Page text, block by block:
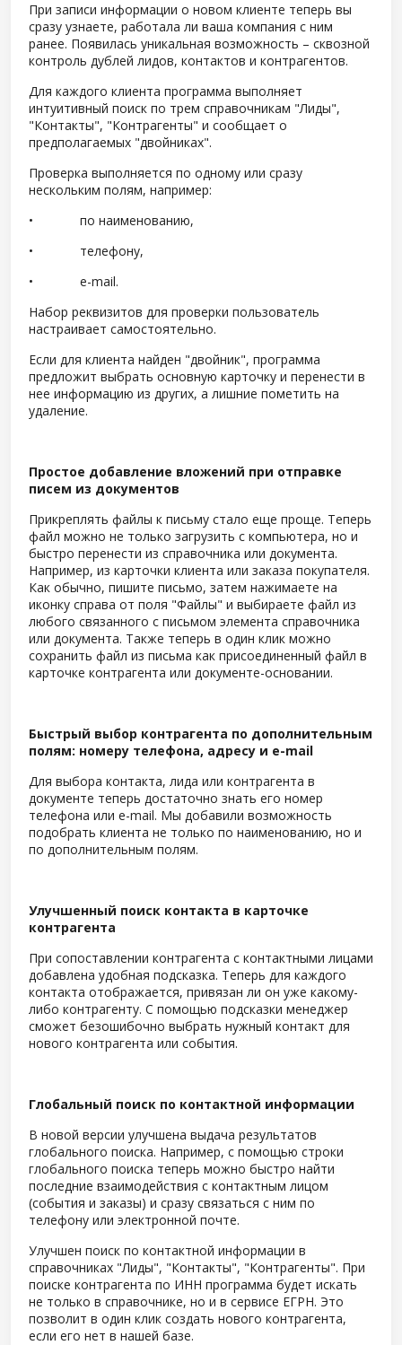
При записи информации о новом клиенте теперь вы
сразу узнаете, работала ли ваша компания с ним
ранее. Появилась уникальная возможность – сквозной
контроль дублей лидов, контактов и контрагентов.
Для каждого клиента программа выполняет
интуитивный поиск по трем справочникам "Лиды",
"Контакты", "Контрагенты" и сообщает о
предполагаемых "двойниках".
Проверка выполняется по одному или сразу
нескольким полям, например:
• по наименованию,
• телефону,
• e-mail.
Набор реквизитов для проверки пользователь
настраивает самостоятельно.
Если для клиента найден "двойник", программа
предложит выбрать основную карточку и перенести в
нее информацию из других, а лишние пометить на
удаление.
Простое добавление вложений при отправке
писем из документов
Прикреплять файлы к письму стало еще проще. Теперь
файл можно не только загрузить с компьютера, но и
быстро перенести из справочника или документа.
Например, из карточки клиента или заказа покупателя.
Как обычно, пишите письмо, затем нажимаете на
иконку справа от поля "Файлы" и выбираете файл из
любого связанного с письмом элемента справочника
или документа. Также теперь в один клик можно
сохранить файл из письма как присоединенный файл в
карточке контрагента или документе-основании.
Быстрый выбор контрагента по дополнительным
полям: номеру телефона, адресу и e-mail
Для выбора контакта, лида или контрагента в
документе теперь достаточно знать его номер
телефона или e-mail. Мы добавили возможность
подобрать клиента не только по наименованию, но и
по дополнительным полям.
Улучшенный поиск контакта в карточке
контрагента
При сопоставлении контрагента с контактными лицами
добавлена удобная подсказка. Теперь для каждого
контакта отображается, привязан ли он уже какому-
либо контрагенту. С помощью подсказки менеджер
сможет безошибочно выбрать нужный контакт для
нового контрагента или события.
Глобальный поиск по контактной информации
В новой версии улучшена выдача результатов
глобального поиска. Например, с помощью строки
глобального поиска теперь можно быстро найти
последние взаимодействия с контактным лицом
(события и заказы) и сразу связаться с ним по
телефону или электронной почте.
Улучшен поиск по контактной информации в
справочниках "Лиды", "Контакты", "Контрагенты". При
поиске контрагента по ИНН программа будет искать
не только в справочнике, но и в сервисе ЕГРН. Это
позволит в один клик создать нового контрагента,
если его нет в нашей базе.